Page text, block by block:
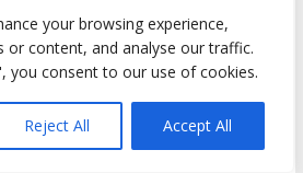
your browsing experience,
or content, and analyse our traffic.
you consent to our use of cookies.
Reject All Accept All